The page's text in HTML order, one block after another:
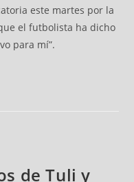
este martes por la
el futbolista ha dicho
para mí”.
de Tuli y